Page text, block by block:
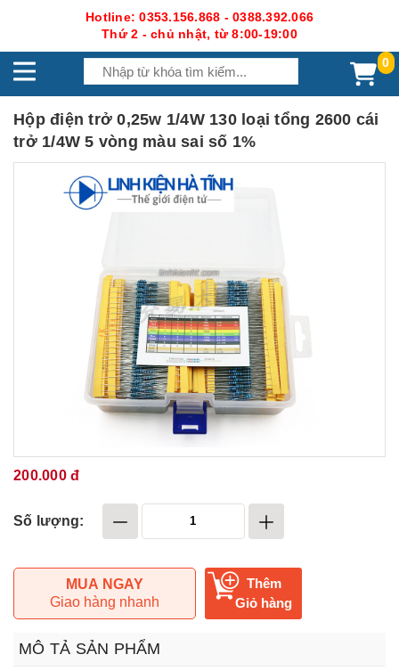
Hotline: 0353.156.868 - 0388.392.066
Thứ 2 - chủ nhật, từ 8:00-19:00
0
Hộp điện trở 0,25w 1/4W 130 loại tổng 2600 cái
trở 1/4W 5 vòng màu sai số 1%
200.000 đ
Số lượng:
MUA NGAY
Giao hàng nhanh
Thêm
Giỏ hàng
MÔ TẢ SẢN PHẨM